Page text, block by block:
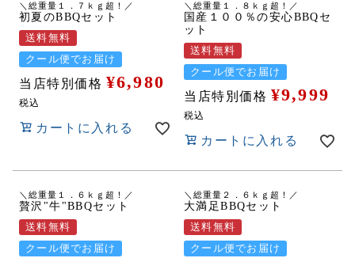
＼総重量１．７ｋｇ超！／
初夏のBBQセット
送料無料
クール便でお届け
当店特別価格 ¥6,980
税込
カートに入れる
＼総重量１．８ｋｇ超！／
国産１００％の安心BBQセ
ット
送料無料
クール便でお届け
当店特別価格 ¥9,999
税込
カートに入れる
＼総重量１．６ｋｇ超！／
贅沢"牛"BBQセット
送料無料
クール便でお届け
＼総重量２．６ｋｇ超！／
大満足BBQセット
送料無料
クール便でお届け